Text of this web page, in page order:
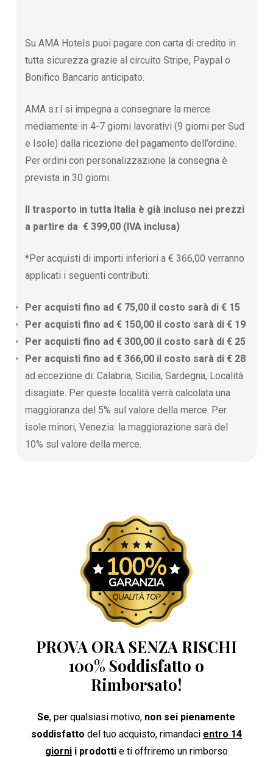
Su AMA Hotels puoi pagare con carta di credito in
tutta sicurezza grazie al circuito Stripe, Paypal o
Bonifico Bancario anticipato.
AMA s.r.l si impegna a consegnare la merce
mediamente in 4-7 giorni lavorativi (9 giorni per Sud
e Isole) dalla ricezione del pagamento dell’ordine.
Per ordini con personalizzazione la consegna è
prevista in 30 giorni.
Il trasporto in tutta Italia è già incluso nei prezzi
a partire da € 399,00 (IVA inclusa)
*Per acquisti di importi inferiori a € 366,00 verranno
applicati i seguenti contributi:
Per acquisti fino ad € 75,00 il costo sarà di € 15
Per acquisti fino ad € 150,00 il costo sarà di € 19
Per acquisti fino ad € 300,00 il costo sarà di € 25
Per acquisti fino ad € 366,00 il costo sarà di € 28
ad eccezione di: Calabria, Sicilia, Sardegna, Località
disagiate. Per queste località verrà calcolata una
maggioranza del 5% sul valore della merce. Per
isole minori, Venezia: la maggiorazione sarà del
10% sul valore della merce.
PROVA ORA SENZA RISCHI
100% Soddisfatto o
Rimborsato!
Se, per qualsiasi motivo, non sei pienamente
soddisfatto del tuo acquisto, rimandaci entro 14
giornii prodottie ti offriremo un rimborso